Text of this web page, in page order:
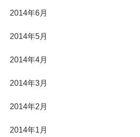
2014年6月
2014年5月
2014年4月
2014年3月
2014年2月
2014年1月